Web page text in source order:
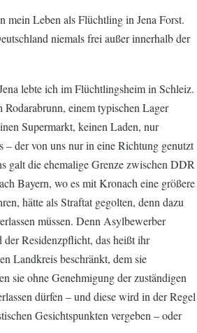
mein Leben als Flüchtling in Jena Forst.
niemals frei außer innerhalb der
lebte ich im Flüchtlingsheim in Schleiz.
einem typischen Lager
Supermarkt, keinen Laden, nur
– der von uns nur in eine Richtung genutzt
galt die ehemalige Grenze zwischen DDR
Bayern, wo es mit Kronach eine größere
hätte als Straftat gegolten, denn dazu
müssen. Denn Asylbewerber
Residenzpflicht, das heißt ihr
Landkreis beschränkt, dem sie
sie ohne Genehmigung der zuständigen
dürfen – und diese wird in der Regel
Gesichtspunkten vergeben – oder